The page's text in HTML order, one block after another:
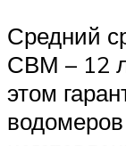
Средний
СВМ – 12
этом